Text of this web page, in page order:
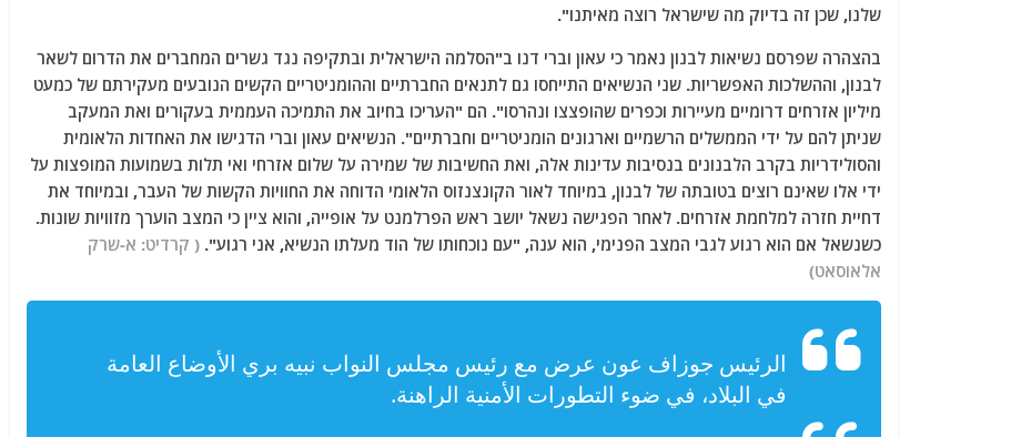
שלנו, שכן זה בדיוק מה שישראל רוצה מאיתנו".
בהצהרה שפרסם נשיאות לבנון נאמר כי עאון וברי דנו ב"הסלמה הישראלית ובתקיפה נגד גשרים המחברים את הדרום לשאר
לבנון, וההשלכות האפשריות. שני הנשיאים התייחסו גם לתנאים החברתיים וההומניטריים הקשים הנובעים מעקירתם של כמעט
מיליון אזרחים דרומיים מעיירות וכפרים שהופצצו ונהרסו". הם "העריכו בחיוב את התמיכה העממית בעקורים ואת המעקב
שניתן להם על ידי הממשלים הרשמיים וארגונים הומניטריים וחברתיים". הנשיאים עאון וברי הדגישו את האחדות הלאומית
והסולידריות בקרב הלבנונים בנסיבות עדינות אלה, ואת החשיבות של שמירה על שלום אזרחי ואי תלות בשמועות המופצות על
ידי אלו שאינם רוצים בטובתה של לבנון, במיוחד לאור הקונצנזוס הלאומי הדוחה את החוויות הקשות של העבר, ובמיוחד את
דחיית חזרה למלחמת אזרחים. לאחר הפגישה נשאל יושב ראש הפרלמנט על אופייה, והוא ציין כי המצב הוערך מזוויות שונות.
כשנשאל אם הוא רגוע לגבי המצב הפנימי, הוא ענה, "עם נוכחותו של הוד מעלתו הנשיא, אני רגוע". ( קרדיט: א-שרק
אלאוסאט)
الرئيس جوزاف عون عرض مع رئيس مجلس النواب نبيه بري الأوضاع العامة
في البلاد، في ضوء التطورات الأمنية الراهنة.